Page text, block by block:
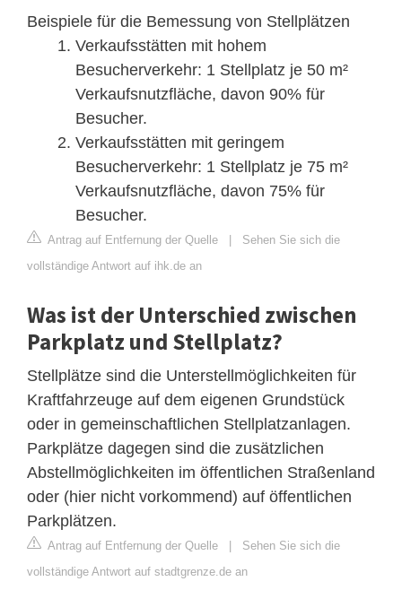
Beispiele für die Bemessung von Stellplätzen
Verkaufsstätten mit hohem
Besucherverkehr: 1 Stellplatz je 50 m²
Verkaufsnutzfläche, davon 90% für
Besucher.
Verkaufsstätten mit geringem
Besucherverkehr: 1 Stellplatz je 75 m²
Verkaufsnutzfläche, davon 75% für
Besucher.
Antrag auf Entfernung der Quelle | Sehen Sie sich die
vollständige Antwort auf ihk.de an
Was ist der Unterschied zwischen
Parkplatz und Stellplatz?
Stellplätze sind die Unterstellmöglichkeiten für
Kraftfahrzeuge auf dem eigenen Grundstück
oder in gemeinschaftlichen Stellplatzanlagen.
Parkplätze dagegen sind die zusätzlichen
Abstellmöglichkeiten im öffentlichen Straßenland
oder (hier nicht vorkommend) auf öffentlichen
Parkplätzen.
Antrag auf Entfernung der Quelle | Sehen Sie sich die
vollständige Antwort auf stadtgrenze.de an